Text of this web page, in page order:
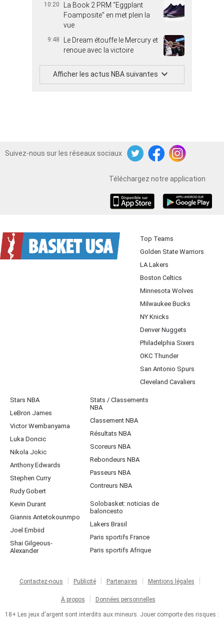
10:20
La Book 2 PRM “Eggplant
Foamposite” en met plein la
vue
9:48
Le Dream étouffe le Mercury et
renoue avec la victoire
Afficher les actus NBA suivantes
Suivez-nous sur les réseaux sociaux
TwitterFacebookInstagram
Téléchargez notre application
Top Teams
Golden State Warriors
LA Lakers
Boston Celtics
Minnesota Wolves
Milwaukee Bucks
NY Knicks
Denver Nuggets
Philadelphia Sixers
OKC Thunder
San Antonio Spurs
Cleveland Cavaliers
Stars NBA
LeBron James
Victor Wembanyama
Luka Doncic
Nikola Jokic
Anthony Edwards
Stephen Curry
Rudy Gobert
Kevin Durant
Giannis Antetokounmpo
Joel Embiid
Shai Gilgeous-
Alexander
Stats / Classements
NBA
Classement NBA
Résultats NBA
Scoreurs NBA
Rebondeurs NBA
Passeurs NBA
Contreurs NBA
Solobasket: noticias de
baloncesto
Lakers Brasil
Paris sportifs France
Paris sportifs Afrique
Contactez-nous Publicité Partenaires Mentions légales
À propos Données personnelles
18+ Les jeux d'argent sont interdits aux mineurs. Jouer comporte des risques :